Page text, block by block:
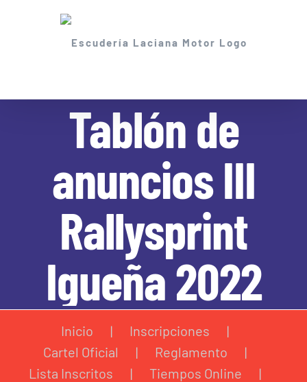
Tablón de
anuncios III
Rallysprint
Igueña 2022
Inicio
Inscripciones
Cartel Oficial
Reglamento
Lista Inscritos
Tiempos Online